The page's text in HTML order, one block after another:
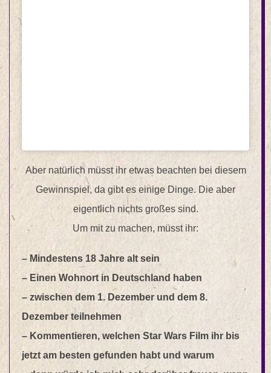
Aber natürlich müsst ihr etwas beachten bei diesem
Gewinnspiel, da gibt es einige Dinge. Die aber
eigentlich nichts großes sind.
Um mit zu machen, müsst ihr:
– Mindestens 18 Jahre alt sein
– Einen Wohnort in Deutschland haben
– zwischen dem 1. Dezember und dem 8.
Dezember teilnehmen
– Kommentieren, welchen Star Wars Film ihr bis
jetzt am besten gefunden habt und warum